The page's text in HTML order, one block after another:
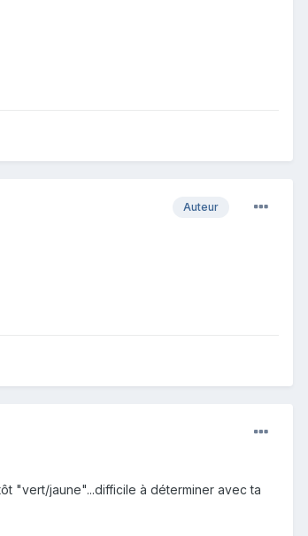
Auteur
"vert/jaune"...difficile à déterminer avec ta